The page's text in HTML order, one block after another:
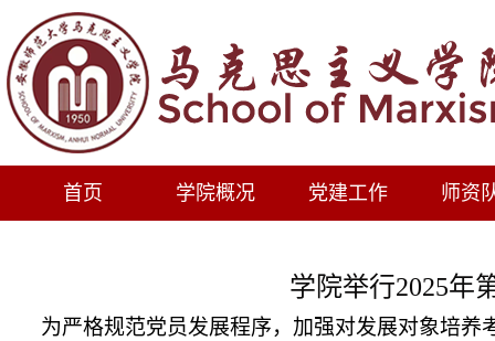
首页 学院概况 党建工作 师资
学院举行2025年
为严格规范党员发展程序，加强对发展对象培养